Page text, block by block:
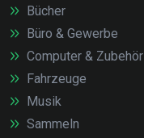
Bücher
Büro & Gewerbe
Computer & Zubehör
Fahrzeuge
Musik
Sammeln